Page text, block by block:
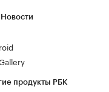
продукты РБК